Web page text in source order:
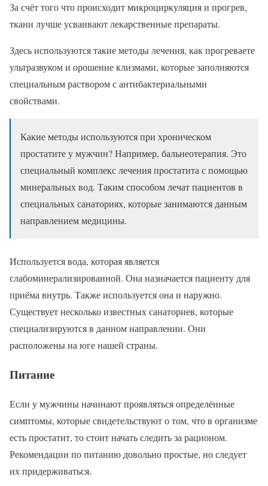
За счёт того что происходит микроциркуляция и прогрев,
ткани лучше усваивают лекарственные препараты.
Здесь используются такие методы лечения, как прогреваете
ультразвуком и орошение клизмами, которые заполняются
специальным раствором с антибактериальными
свойствами.
Какие методы используются при хроническом
простатите у мужчин? Например, бальнеотерапия. Это
специальный комплекс лечения простатита с помощью
минеральных вод. Таким способом лечат пациентов в
специальных санаториях, которые занимаются данным
направлением медицины.
Используется вода, которая является
слабоминерализированной. Она назначается пациенту для
приёма внутрь. Также используется она и наружно.
Существует несколько известных санаториев, которые
специализируются в данном направлении. Они
расположены на юге нашей страны.
Питание
Если у мужчины начинают проявляться определённые
симптомы, которые свидетельствуют о том, что в организме
есть простатит, то стоит начать следить за рационом.
Рекомендации по питанию довольно простые, но следует
их придерживаться.